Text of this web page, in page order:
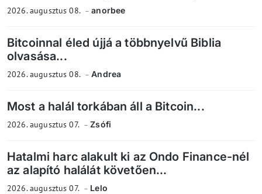
2026. augusztus 08. anorbee
Bitcoinnal éled újjá a többnyelvű Biblia
olvasása...
2026. augusztus 08. Andrea
Most a halál torkában áll a Bitcoin...
2026. augusztus 07. Zsófi
Hatalmi harc alakult ki az Ondo Finance-nél
az alapító halálát követően...
2026. augusztus 07. Lelo